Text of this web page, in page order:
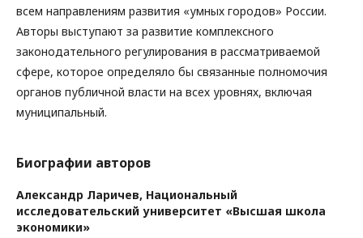
всем направлениям развития «умных городов» России.
Авторы выступают за развитие комплексного
законодательного регулирования в рассматриваемой
сфере, которое определяло бы связанные полномочия
органов публичной власти на всех уровнях, включая
муниципальный.
Биографии авторов
Александр Ларичев, Национальный
исследовательский университет «Высшая школа
экономики»